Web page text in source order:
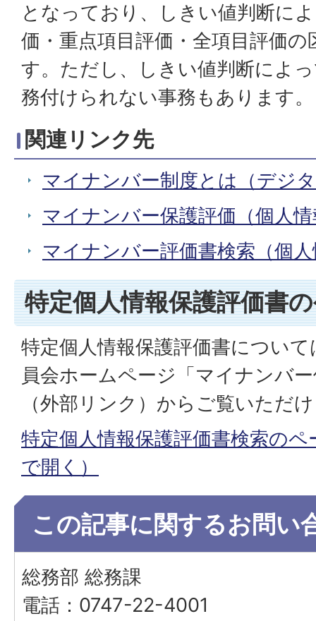
となっており、しきい値判断に
価・重点項目評価・全項目評価
す。ただし、しきい値判断によ
務付けられない事務もあります。
関連リンク先
マイナンバー制度とは（デジ
マイナンバー保護評価（個人
マイナンバー評価書検索（個
特定個人情報保護評価書
特定個人情報保護評価書につい
員会ホームページ「マイナンバ
（外部リンク）からご覧いただ
特定個人情報保護評価書検索の
で開く）
この記事に関するお問い
総務部 総務課
電話：0747-22-4001